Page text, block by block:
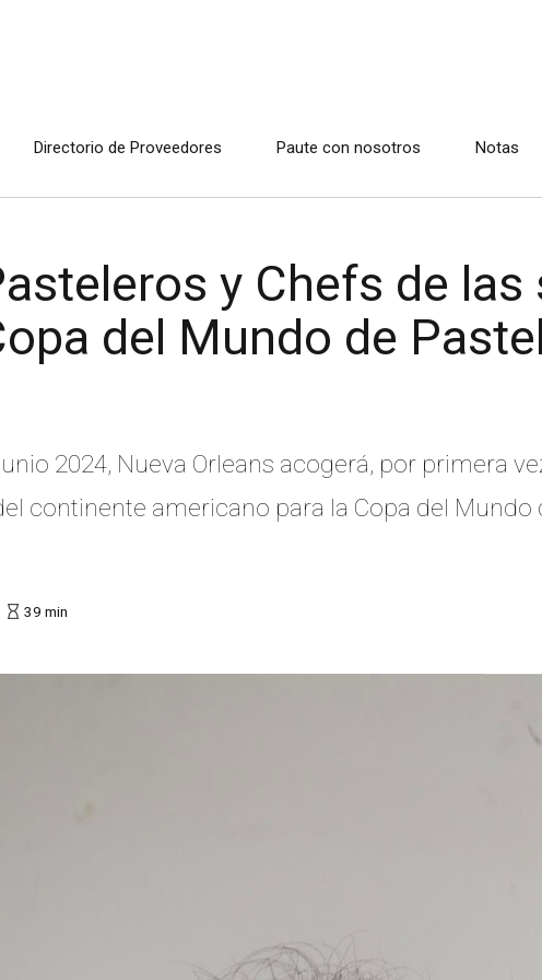
Directorio de Proveedores Paute con nosotros Notas
y Chefs de
del Mundo de
2024, Nueva Orleans acogerá, por primera
continente americano para la Copa del Mundo
39 min